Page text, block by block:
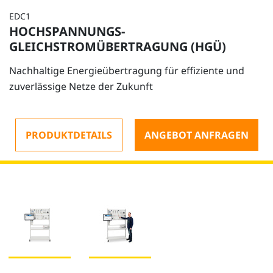
EDC1
HOCHSPANNUNGS-
GLEICHSTROMÜBERTRAGUNG (HGÜ)
Nachhaltige Energieübertragung für effiziente und
zuverlässige Netze der Zukunft
PRODUKTDETAILS ANGEBOT ANFRAGEN